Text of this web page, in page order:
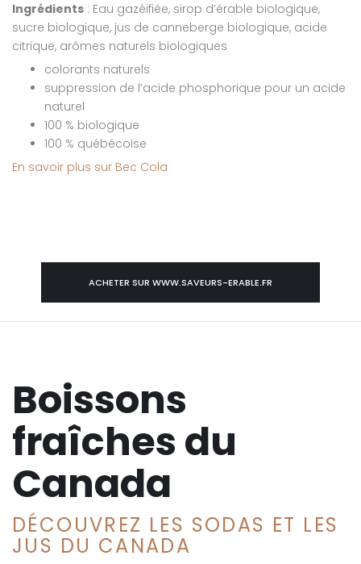
Ingrédients : Eau gazéifiée, sirop d’érable biologique,
sucre biologique, jus de canneberge biologique, acide
citrique, arômes naturels biologiques
colorants naturels
suppression de l’acide phosphorique pour un acide
naturel
100 % biologique
100 % québécoise
En savoir plus sur Bec Cola
ACHETER SUR WWW.SAVEURS-ERABLE.FR
Boissons
fraîches du
Canada
DÉCOUVREZ LES SODAS ET LES
JUS DU CANADA